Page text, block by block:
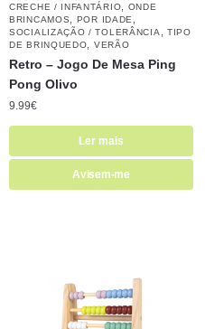
CRECHE / INFANTÁRIO
ONDE
BRINCAMOS
POR IDADE
SOCIALIZAÇÃO / TOLERÂNCIA
TIPO
DE BRINQUEDO
VERÃO
Retro – Jogo De Mesa Ping
Pong Olivo
9.99€
Ler mais
Avisem-me